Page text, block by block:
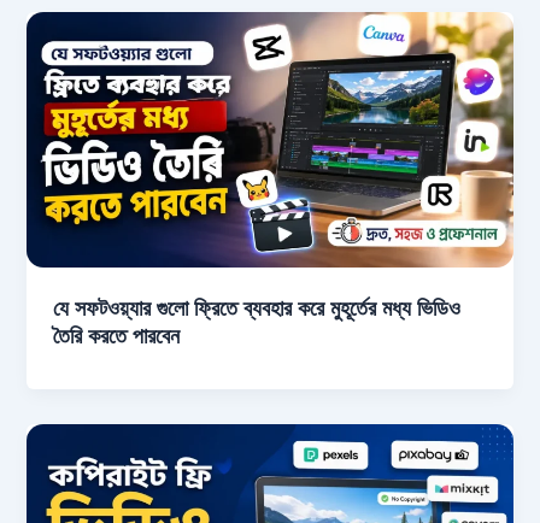
যে সফটওয়্যার গুলো ফ্রিতে ব্যবহার করে মুহূর্তের মধ্য ভিডিও
তৈরি করতে পারবেন